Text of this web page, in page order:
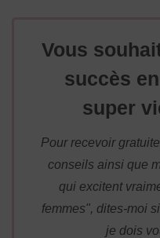
Vous
succès
super
Pour recevoir
conseils ainsi que
qui excitent
femmes", dites-moi
je dois